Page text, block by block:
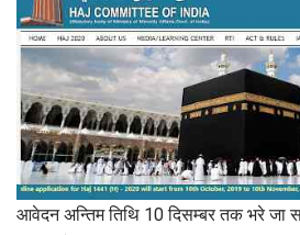
आवेदन अन्तिम तिथि 10 दिसम्बर तक भरे